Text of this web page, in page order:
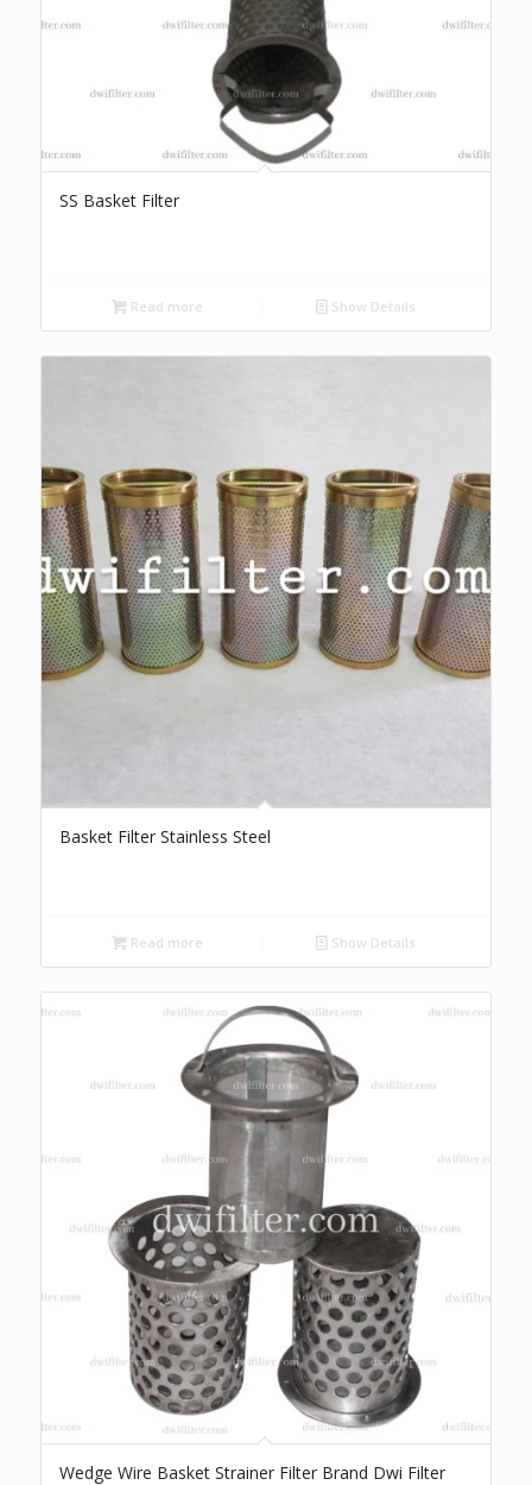
SS Basket Filter
Read more Show Details
Basket Filter Stainless Steel
Read more Show Details
Wedge Wire Basket Strainer Filter Brand Dwi Filter